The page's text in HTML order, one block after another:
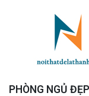
PHÒNG NGỦ ĐẸP